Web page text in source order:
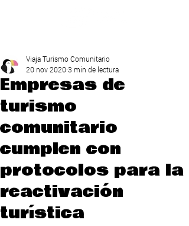
Empresas de
turismo
comunitario
cumplen con
protocolos para la
reactivación
turística​
Viaja Turismo Comunitario
20 nov 20203 min de lectura